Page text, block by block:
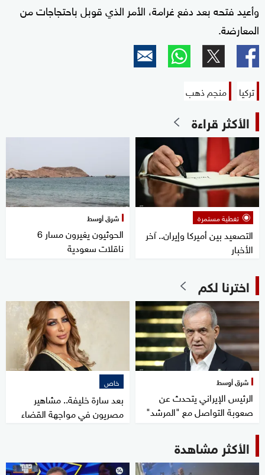
وأعيد فتحه بعد دفع غرامة، الأمر الذي قوبل باحتجاجات من
المعارضة.
تركيا منجم ذهب
الأكثر قراءة
تغطية مستمرة
التصعيد بين أميركا وإيران.. آخر
الأخبار
شرق أوسط
الحوثيون يغيرون مسار 6
ناقلات سعودية
اخترنا لكم
شرق أوسط
الرئيس الإيراني يتحدث عن
صعوبة التواصل مع "المرشد"
خاص
بعد سارة خليفة.. مشاهير
مصريون في مواجهة القضاء
الأكثر مشاهدة